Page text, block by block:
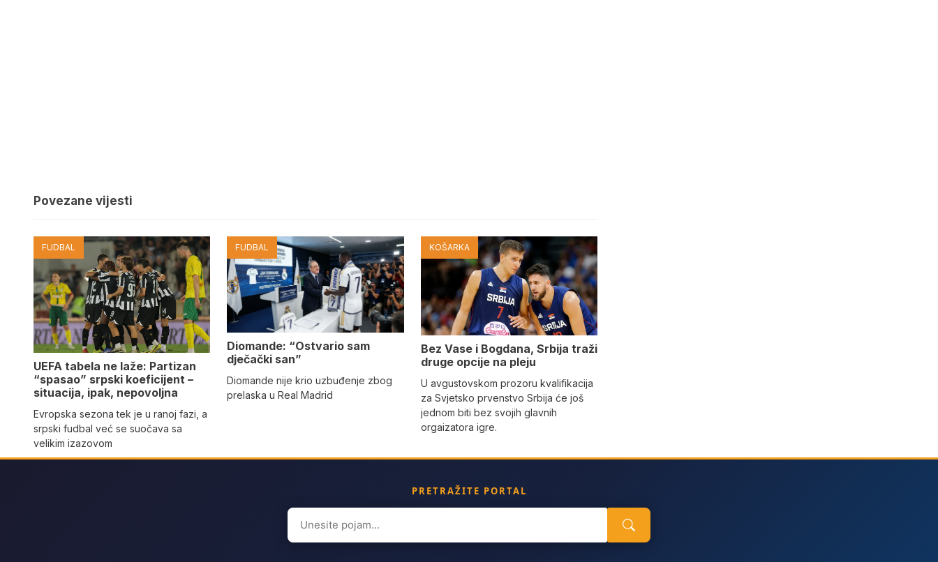
Povezane vijesti
FUDBAL
UEFA tabela ne laže: Partizan
“spasao” srpski koeficijent –
situacija, ipak, nepovoljna
Evropska sezona tek je u ranoj fazi, a
srpski fudbal već se suočava sa
velikim izazovom
FUDBAL
Diomande: “Ostvario sam
dječački san”
Diomande nije krio uzbuđenje zbog
prelaska u Real Madrid
KOŠARKA
Bez Vase i Bogdana, Srbija traži
druge opcije na pleju
U avgustovskom prozoru kvalifikacija
za Svjetsko prvenstvo Srbija će još
jednom biti bez svojih glavnih
orgaizatora igre.
PRETRAŽITE PORTAL
Search
for: